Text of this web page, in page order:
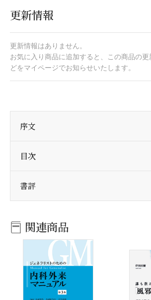
更新情報
更新情報はありません。
お気に入り商品に追加すると、この商品の
どをマイページでお知らせいたします。
序文
目次
書評
関連商品